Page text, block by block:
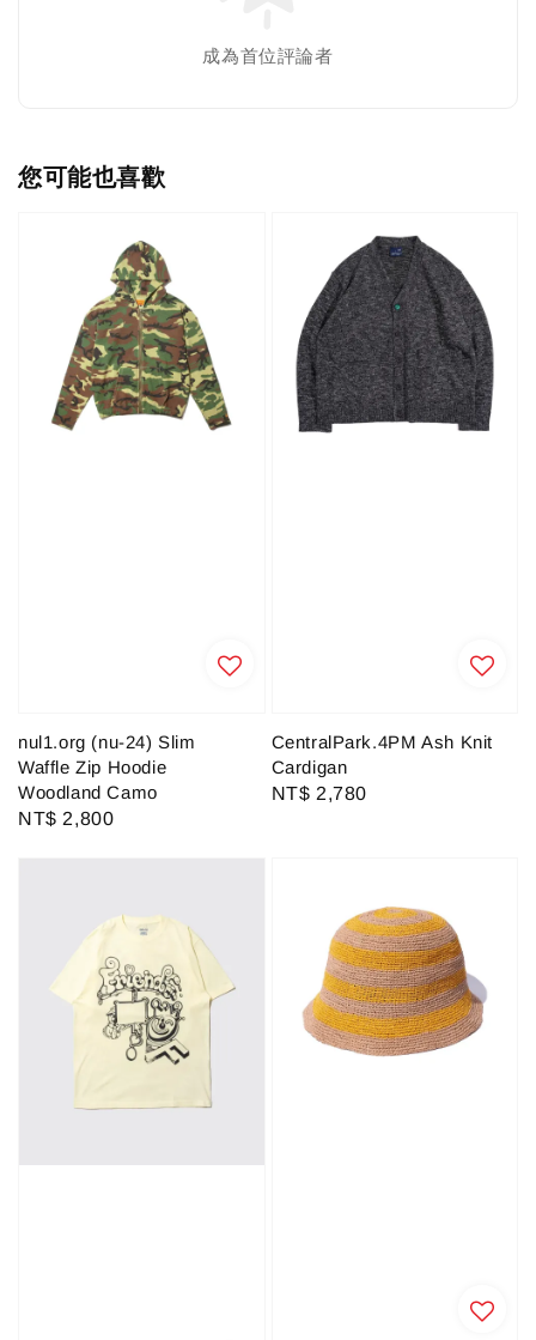
成為首位評論者
您可能也喜歡
nul1.org (nu-24) Slim
Waffle Zip Hoodie
Woodland Camo
Regular
NT$ 2,800
CentralPark.4PM Ash Knit
Cardigan
Regular
NT$ 2,780